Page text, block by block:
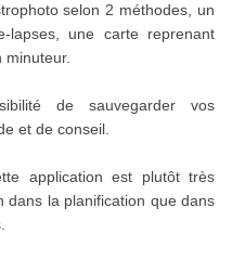
selon 2 méthodes, un
une carte reprenant
minuteur.
de sauvegarder vos
et de conseil.
application est plutôt très
dans la planification que dans